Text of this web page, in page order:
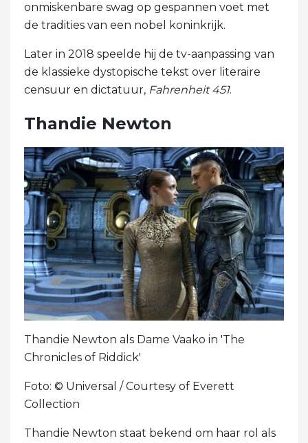
onmiskenbare swag op gespannen voet met
de tradities van een nobel koninkrijk.
Later in 2018 speelde hij de tv-aanpassing van
de klassieke dystopische tekst over literaire
censuur en dictatuur, Fahrenheit 451.
Thandie Newton
Thandie Newton als Dame Vaako in 'The
Chronicles of Riddick'
Foto: © Universal / Courtesy of Everett
Collection
Thandie Newton staat bekend om haar rol als